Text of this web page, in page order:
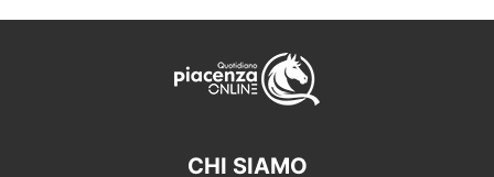
CHI SIAMO